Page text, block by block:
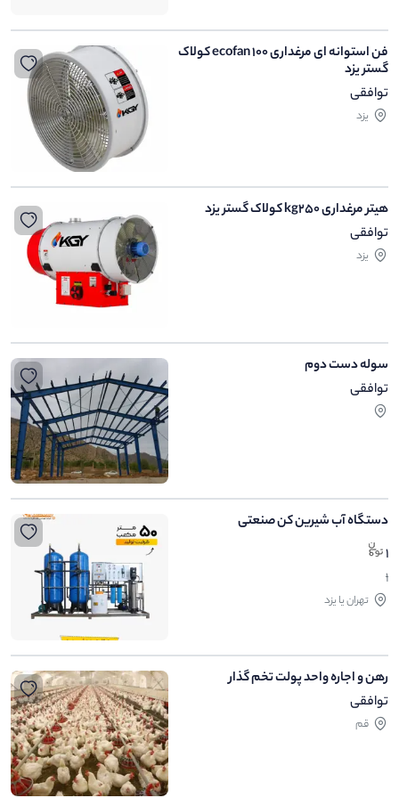
فن استوانه ای مرغداری ecofan 100 کولاک
گستر یزد
توافقی
یزد
هیتر مرغداری kg250 کولاک گستر یزد
توافقی
یزد
سوله دست دوم
توافقی
دستگاه آب شیرین کن صنعتی
1
1
تهران یا یزد
رهن و اجاره واحد پولت تخم گذار
توافقی
قم